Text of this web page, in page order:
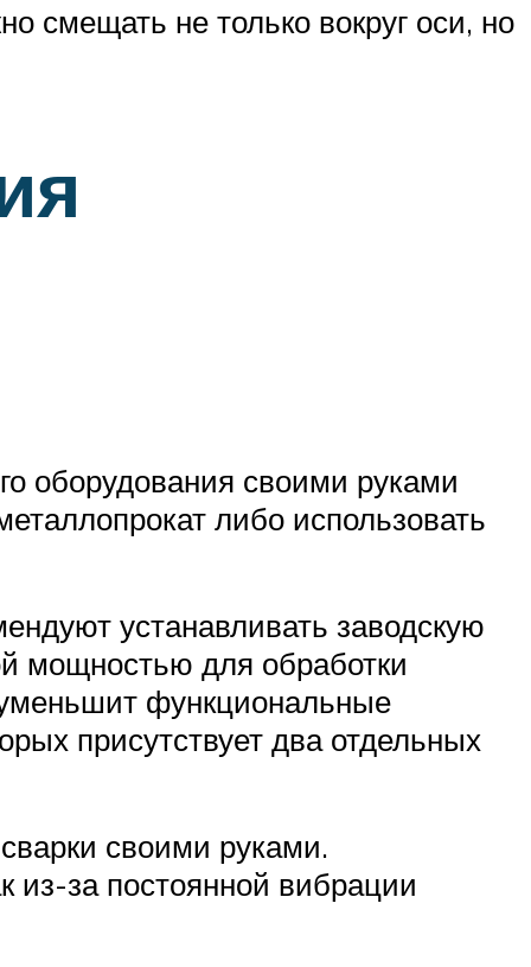
смещать не только вокруг оси, но
оборудования своими руками
либо использовать
устанавливать заводскую
мощностью для обработки
функциональные
присутствует два отдельных
своими руками.
из-за постоянной вибрации